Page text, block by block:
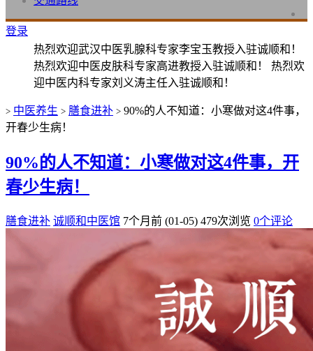
登录
热烈欢迎武汉中医乳腺科专家李宝玉教授入驻诚顺和！
热烈欢迎中医皮肤科专家高进教授入驻诚顺和！ 热烈欢
迎中医内科专家刘义涛主任入驻诚顺和！
> 中医养生 > 膳食进补 > 90%的人不知道：小寒做对这4件事，
开春少生病！
90%的人不知道：小寒做对这4件事，开
春少生病！
膳食进补 诚顺和中医馆 7个月前 (01-05) 479次浏览 0个评论